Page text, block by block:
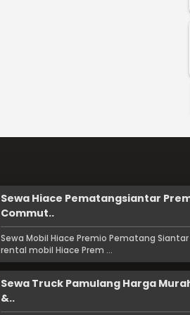
Sewa Hiace Pematangsiantar
Commut..
Sewa Mobil Hiace Premio Pematang
rental mobil Hiace Prem ...
Sewa Truck Pamulang Harga
&..